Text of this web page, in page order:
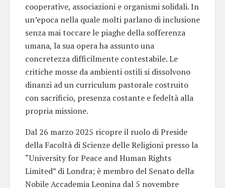
cooperative, associazioni e organismi solidali. In
un’epoca nella quale molti parlano di inclusione
senza mai toccare le piaghe della sofferenza
umana, la sua opera ha assunto una
concretezza difficilmente contestabile. Le
critiche mosse da ambienti ostili si dissolvono
dinanzi ad un curriculum pastorale costruito
con sacrificio, presenza costante e fedeltà alla
propria missione.
Dal 26 marzo 2025 ricopre il ruolo di Preside
della Facoltà di Scienze delle Religioni presso la
“University for Peace and Human Rights
Limited” di Londra; è membro del Senato della
Nobile Accademia Leonina dal 5 novembre